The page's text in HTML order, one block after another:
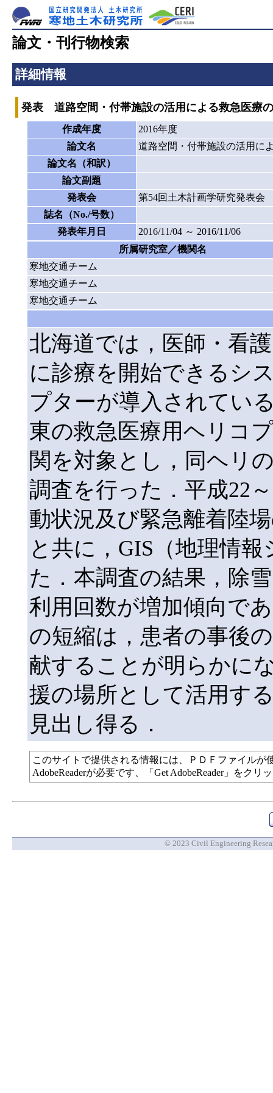
論文・刊行物検索
詳細情報
発表 道路空間・付帯施設の活用による救急医療
作成年度
2016年度
論文名
道路空間・付帯施設の活用に
論文名（和訳）
論文副題
発表会
第54回土木計画学研究発表会
誌名（No./号数）
発表年月日
2016/11/04 ～ 2016/11/06
所属研究室／機関名
寒地交通チーム
寒地交通チーム
寒地交通チーム
北海道では，医師・看
に診療を開始できるシ
プターが導入されてい
東の救急医療用ヘリコ
関を対象とし，同ヘリ
調査を行った．平成22
動状況及び緊急離着陸
と共に，GIS（地理情
た．本調査の結果，除
利用回数が増加傾向で
の短縮は，患者の事後
献することが明らかに
援の場所として活用す
見出し得る．
このサイトで提供される情報には、ＰＤＦファイル
AdobeReaderが必要です、「Get AdobeReader」をク
© 2023 Civil Engineering